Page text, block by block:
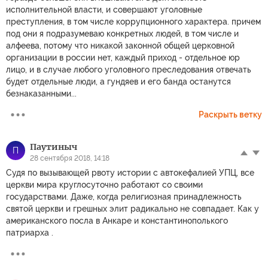
исполнительной власти, и совершают уголовные
преступления, в том числе коррупционного характера. причем
под они я подразумеваю конкретных людей, в том числе и
алфеева, потому что никакой законной общей церковной
организации в россии нет, каждый приход - отдельное юр
лицо, и в случае любого уголовного преследования отвечать
будет отдельные люди, а гундяев и его банда останутся
безнаказанными...
Раскрыть ветку
П Паутиныч
28 сентября 2018, 14:18
Судя по вызывающей рвоту истории с автокефалией УПЦ, все
церкви мира круглосуточно работают со своими
государствами. Даже, когда религиозная принадлежность
святой церкви и грешных элит радикально не совпадает. Как у
американского посла в Анкаре и константинополького
патриарха .